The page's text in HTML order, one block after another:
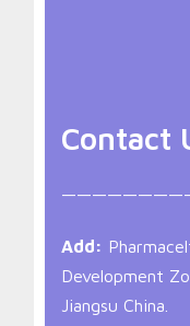
Contact
Add:
Development
Jiangsu China.